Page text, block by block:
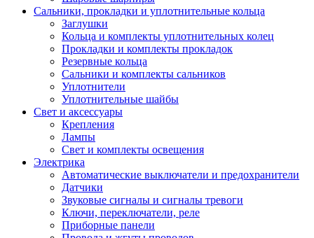
Сальники, прокладки и уплотнительные кольца
Заглушки
Кольца и комплекты уплотнительных колец
Прокладки и комплекты прокладок
Резервные кольца
Сальники и комплекты сальников
Уплотнители
Уплотнительные шайбы
Свет и аксессуары
Крепления
Лампы
Свет и комплекты освещения
Электрика
Автоматические выключатели и предохранители
Датчики
Звуковые сигналы и сигналы тревоги
Ключи, переключатели, реле
Приборные панели